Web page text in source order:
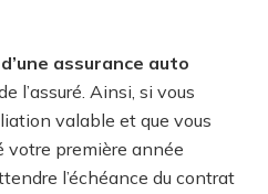
assurance auto
l’assuré. Ainsi, si vous
valable et que vous
votre première année
l’échéance du contrat